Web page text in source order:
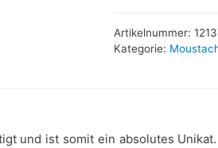
Artikelnummer:
Kategorie:
und ist somit ein absolutes